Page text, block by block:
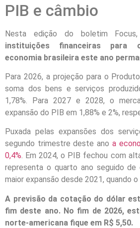
PIB e câmbio
Nesta edição do boletim Focus,
instituições financeiras para
economia brasileira este ano
Para 2026, a projeção para o
soma dos bens e serviços
1,78%. Para 2027 e 2028, o
expansão do PIB em 1,88% e 2%,
Puxada pelas expansões dos
segundo trimestre deste ano a
0,4%. Em 2024, o PIB fechou com
representa o quarto ano seguido de
maior expansão desde 2021, quando
A previsão da cotação do dólar
fim deste ano. No fim de 2026,
norte-americana fique em R$ 5,50.